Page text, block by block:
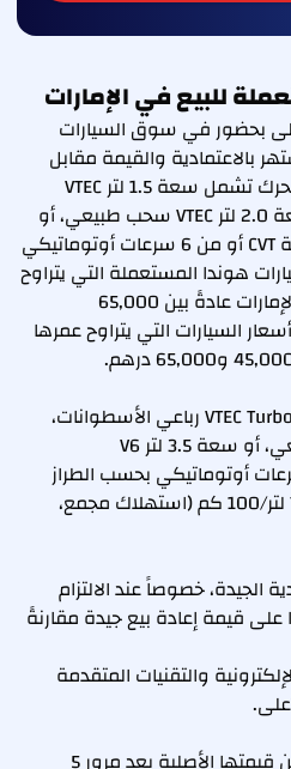
للبيع في الإمارات
بحضور في سوق السيارات
بالاعتمادية والقيمة مقابل
السعر. وتتوفر عادةً بخيارات محرك تشمل سعة 1.5 لتر VTEC
Turbo رباعي الأسطوانات، سعة 2.0 لتر VTEC سحب طبيعي، أو
سعة 3.5 لتر V6، مع ناقل حركة CVT أو من 6 سرعات أوتوماتيكي
هوندا المستعملة التي يتراوح
عمرها بين سنة وسنتين في الإمارات عادةً بين 65,000
أسعار السيارات التي يتراوح عمرها
سعة 1.5 لتر VTEC Turbo رباعي الأسطوانات،
حوالي 7.5 لتر/100 كم (استهلاك مجمع،
الجيدة، خصوصاً عند الالتزام
على قيمة إعادة بيع جيدة مقارنةً
والتقنيات المتقدمة